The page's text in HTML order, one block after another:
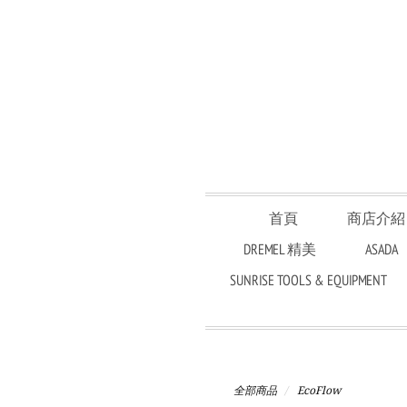
首頁
商店介紹
DREMEL 精美
ASADA
SUNRISE TOOLS & EQUIPMENT
全部商品 EcoFlow